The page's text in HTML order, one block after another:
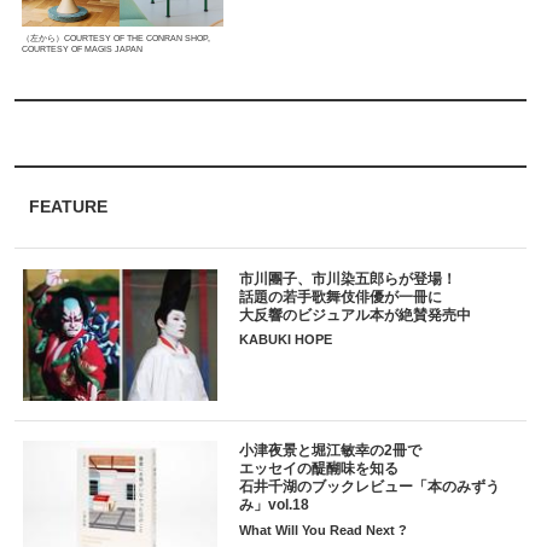
FEATURE
市川團子、市川染五郎らが登場！
話題の若手歌舞伎俳優が一冊に
大反響のビジュアル本が絶賛発売中
KABUKI HOPE
小津夜景と堀江敏幸の2冊で
エッセイの醍醐味を知る
石井千湖のブックレビュー「本のみずう
み」vol.18
What Will You Read Next ?
（左から）COURTESY OF THE CONRAN SHOP,
COURTESY OF MAGIS JAPAN